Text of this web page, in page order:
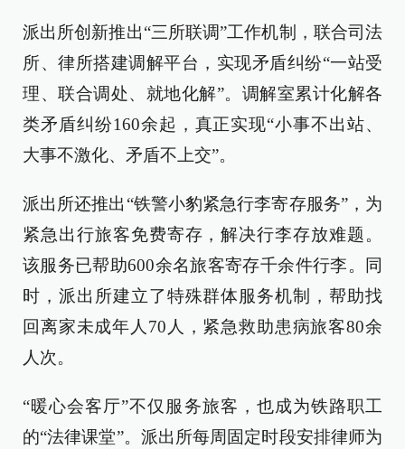
派出所创新推出“三所联调”工作机制，联合司法
所、律所搭建调解平台，实现矛盾纠纷“一站受
理、联合调处、就地化解”。调解室累计化解各
类矛盾纠纷160余起，真正实现“小事不出站、
大事不激化、矛盾不上交”。
派出所还推出“铁警小豹紧急行李寄存服务”，为
紧急出行旅客免费寄存，解决行李存放难题。
该服务已帮助600余名旅客寄存千余件行李。同
时，派出所建立了特殊群体服务机制，帮助找
回离家未成年人70人，紧急救助患病旅客80余
人次。
“暖心会客厅”不仅服务旅客，也成为铁路职工
的“法律课堂”。派出所每周固定时段安排律师为